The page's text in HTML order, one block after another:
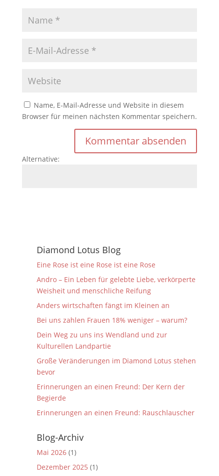
Name, E-Mail-Adresse und Website in diesem
Browser für meinen nächsten Kommentar speichern.
Alternative:
Diamond Lotus Blog
Eine Rose ist eine Rose ist eine Rose
Andro – Ein Leben für gelebte Liebe, verkörperte
Weisheit und menschliche Reifung
Anders wirtschaften fängt im Kleinen an
Bei uns zahlen Frauen 18% weniger – warum?
Dein Weg zu uns ins Wendland und zur
Kulturellen Landpartie
Große Veränderungen im Diamond Lotus stehen
bevor
Erinnerungen an einen Freund: Der Kern der
Begierde
Erinnerungen an einen Freund: Rauschlauscher
Blog-Archiv
Mai 2026(1)
Dezember 2025 (1)